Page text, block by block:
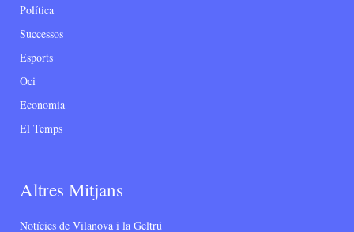
Política
Successos
Esports
Oci
Economia
El Temps
Altres Mitjans
Notícies de Vilanova i la Geltrú